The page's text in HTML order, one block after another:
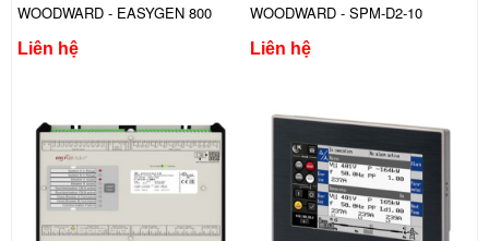
WOODWARD - EASYGEN 800
Liên hệ
WOODWARD - SPM-D2-10
Liên hệ